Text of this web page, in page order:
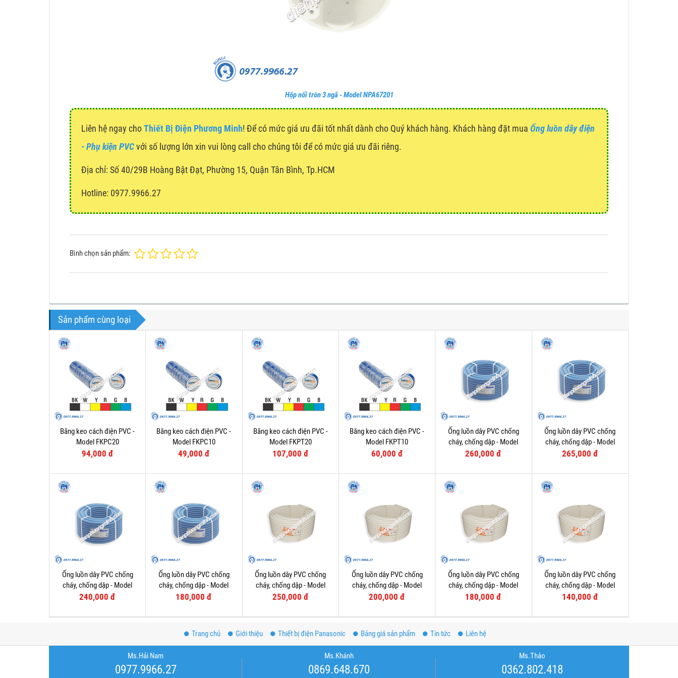
Hộp nối tròn 3 ngã - Model NPA67201
Liên hệ ngay choThiết Bị Điện Phương Minh! Để có mức giá ưu đãi tốt nhất dành cho Quý khách hàng. Khách hàng đặt mua Ống luồn dây điện
- Phụ kiện PVCvới số lượng lớn xin vui lòng call cho chúng tôi để có mức giá ưu đãi riêng.
Địa chỉ: Số 40/29B Hoàng Bật Đạt, Phường 15, Quận Tân Bình, Tp.HCM
Hotline: 0977.9966.27
Bình chọn sản phẩm:
Sản phẩm cùng loại
Băng keo cách điện PVC -
Model FKPC20
94,000 đ
Băng keo cách điện PVC -
Model FKPC10
49,000 đ
Băng keo cách điện PVC -
Model FKPT20
107,000 đ
Băng keo cách điện PVC -
Model FKPT10
60,000 đ
Ống luồn dây PVC chống
cháy, chống dập - Model
FRG32GH
260,000 đ
Ống luồn dây PVC chống
cháy, chống dập - Model
FRG25GS
265,000 đ
Ống luồn dây PVC chống
cháy, chống dập - Model
FRG20G
240,000 đ
Ống luồn dây PVC chống
cháy, chống dập - Model
FRG16G
180,000 đ
Ống luồn dây PVC chống
cháy, chống dập - Model
FRG32W
250,000 đ
Ống luồn dây PVC chống
cháy, chống dập - Model
FRG25W
200,000 đ
Ống luồn dây PVC chống
cháy, chống dập - Model
FRG20W
180,000 đ
Ống luồn dây PVC chống
cháy, chống dập - Model
FRG16W
140,000 đ
Trang chủ Giới thiệu Thiết bị điện Panasonic Bảng giá sản phẩm Tin tức Liên hệ
Ms.Hải Nam
0977.9966.27
Ms.Khánh
0869.648.670
Ms.Thảo
0362.802.418